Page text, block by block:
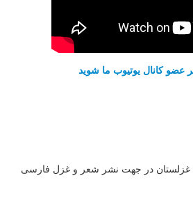
عضو کانال یوتیوب ما شوید
غزلستان در جهت نشر شعر و غزل فارسی